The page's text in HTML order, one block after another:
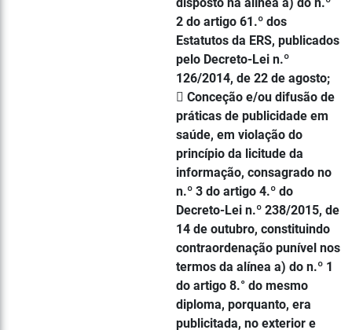
2 do artigo 61.º dos
Estatutos da ERS, publicados
pelo Decreto-Lei n.º
126/2014, de 22 de agosto;
 Conceção e/ou difusão de
práticas de publicidade em
saúde, em violação do
princípio da licitude da
informação, consagrado no
n.º 3 do artigo 4.º do
Decreto-Lei n.º 238/2015, de
14 de outubro, constituindo
contraordenação punível nos
termos da alínea a) do n.º 1
do artigo 8.° do mesmo
diploma, porquanto, era
publicitada, no exterior e